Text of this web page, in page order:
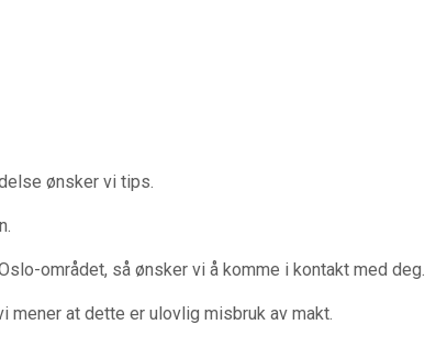
ønsker vi tips.
området, så ønsker vi å komme i kontakt med deg.
mener at dette er ulovlig misbruk av makt.